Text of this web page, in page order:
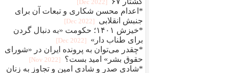
[2022 Dec]
*اعدام محسن شکاری و تبعات آن برای
جنبش انقلابی
[2022 Dec]
*خیزش ۱۴۰۱؛ حکومت «به دنبال گردن
برای طناب دار»
[2022 Dec]
*چقدر می‌توان به پرونده ایران در «شورای
حقوق بشر» امید بست؟
[2022 Nov]
*شادی صدر و شادی امین و تجاوز به زنان